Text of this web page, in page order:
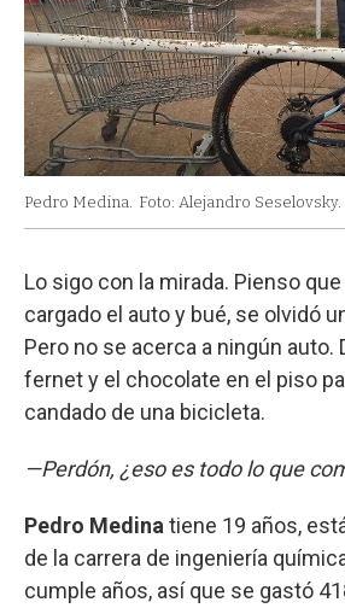
Pedro Medina. Foto: Alejandro Seselovsky.
Lo sigo con la mirada. Pienso
cargado el auto y bué, se olvidó
Pero no se acerca a ningún auto.
fernet y el chocolate en el piso
candado de una bicicleta.
—Perdón, ¿eso es todo lo que
Pedro Medina tiene 19 años,
de la carrera de ingeniería
cumple años, así que se gastó